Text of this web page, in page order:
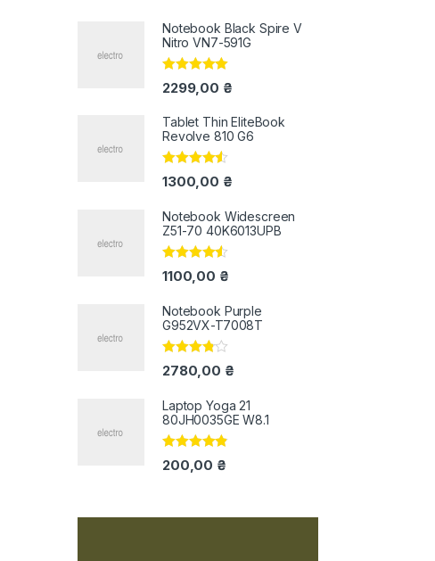
Notebook Black Spire V
Nitro VN7-591G
Оцінено в
5.00з 5
2299,00 ₴
Tablet Thin EliteBook
Revolve 810 G6
Оцінено в
4.33з 5
1300,00 ₴
Notebook Widescreen
Z51-70 40K6013UPB
Оцінено в
4.33з 5
1100,00 ₴
Notebook Purple
G952VX-T7008T
Оцінено
в3.67з 5
2780,00 ₴
Laptop Yoga 21
80JH0035GE W8.1
Оцінено в
4.67з 5
200,00 ₴